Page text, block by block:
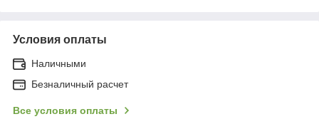
Условия оплаты
Наличными
Безналичный расчет
Все условия оплаты